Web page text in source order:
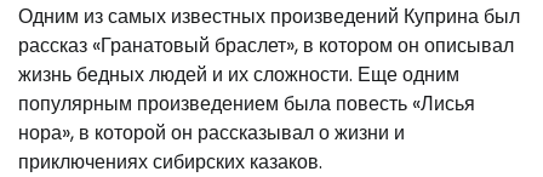
Одним из самых известных произведений Куприна был
рассказ «Гранатовый браслет», в котором он описывал
жизнь бедных людей и их сложности. Еще одним
популярным произведением была повесть «Лисья
нора», в которой он рассказывал о жизни и
приключениях сибирских казаков.